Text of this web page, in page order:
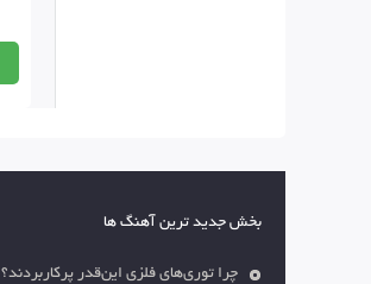
بخش جدید ترین آهنگ ها
چرا توری‌های فلزی این‌قدر پرکاربردند؟